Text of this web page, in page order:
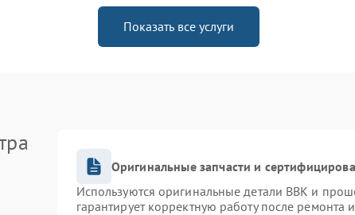
Показать все услуги
Оригинальные запчасти и
Используются оригинальные детали BBK и
гарантирует корректную работу после ремонта